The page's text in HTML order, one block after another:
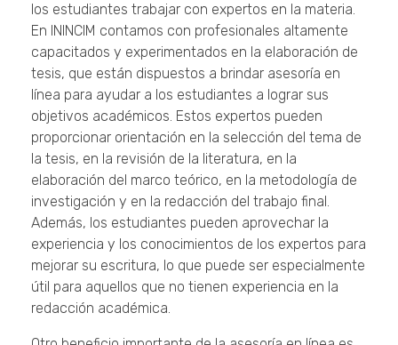
los estudiantes trabajar con expertos en la materia.
En ININCIM contamos con profesionales altamente
capacitados y experimentados en la elaboración de
tesis, que están dispuestos a brindar asesoría en
línea para ayudar a los estudiantes a lograr sus
objetivos académicos. Estos expertos pueden
proporcionar orientación en la selección del tema de
la tesis, en la revisión de la literatura, en la
elaboración del marco teórico, en la metodología de
investigación y en la redacción del trabajo final.
Además, los estudiantes pueden aprovechar la
experiencia y los conocimientos de los expertos para
mejorar su escritura, lo que puede ser especialmente
útil para aquellos que no tienen experiencia en la
redacción académica.